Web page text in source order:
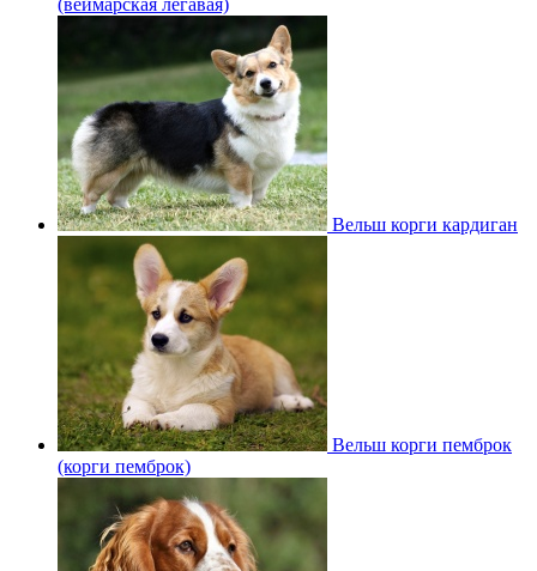
Вельш корги кардиган
Вельш корги пемброк
(корги пемброк)